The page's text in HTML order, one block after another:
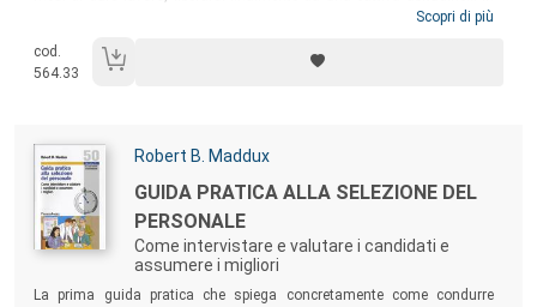
tutti questi casi poter dire “Ce l’ho fatta!” è entusiasmante. Ma definire
che vi aiuterà a formulare degli autentici piani d’azione per raggiungere
il successo!
Scopri di più
cod.
564.33
Autori:
Robert B. Maddux
Titolo:
GUIDA PRATICA ALLA SELEZIONE DEL
PERSONALE
Come intervistare e valutare i candidati e
assumere i migliori
La prima guida pratica che spiega concretamente come condurre